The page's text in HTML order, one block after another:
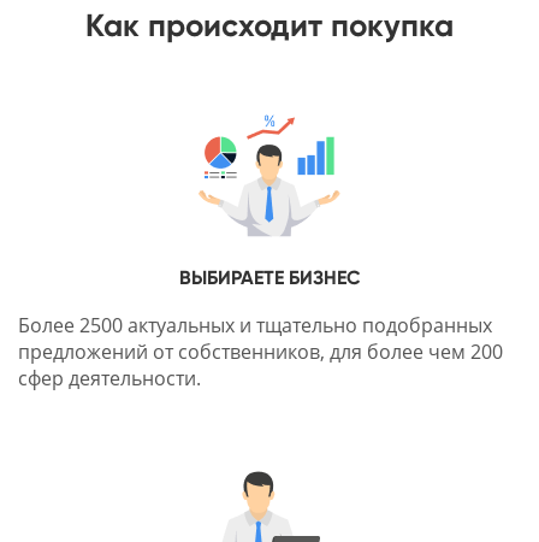
Как происходит покупка
ВЫБИРАЕТЕ БИЗНЕС
Более 2500 актуальных и тщательно подобранных
предложений от собственников, для более чем 200
сфер деятельности.